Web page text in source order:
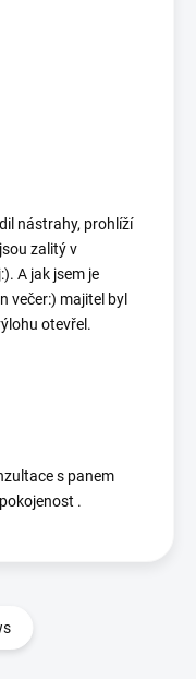
nástrahy, prohlíží
zalitý v
A jak jsem je
večer:) majitel byl
otevřel.
s panem
.